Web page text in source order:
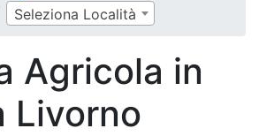
Seleziona Località
Agricola in
Livorno